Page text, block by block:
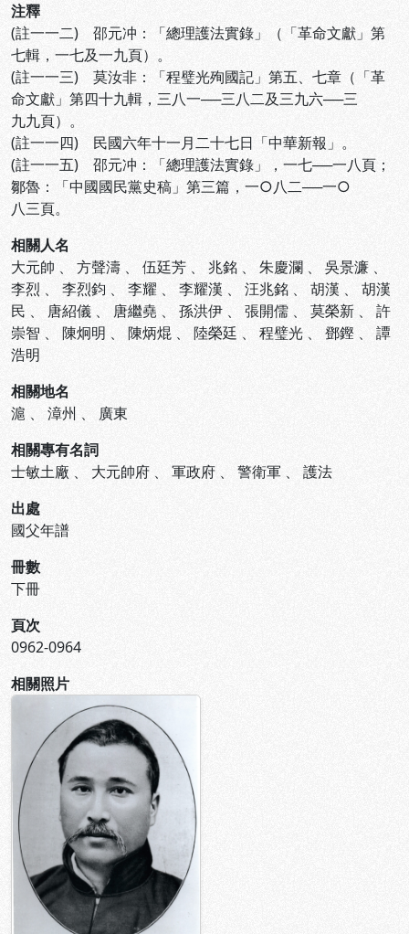
注釋
(註一一二) 邵元冲：「總理護法實錄」（「革命文獻」第
七輯，一七及一九頁）。
(註一一三) 莫汝非：「程璧光殉國記」第五、七章（「革
命文獻」第四十九輯，三八一──三八二及三九六──三
九九頁）。
(註一一四) 民國六年十一月二十七日「中華新報」。
(註一一五) 邵元冲：「總理護法實錄」，一七──一八頁；
鄒魯：「中國國民黨史稿」第三篇，一○八二──一○
八三頁。
相關人名
大元帥 、 方聲濤 、 伍廷芳 、 兆銘 、 朱慶瀾 、 吳景濂 、
李烈 、 李烈鈞 、 李耀 、 李耀漢 、 汪兆銘 、 胡漢 、 胡漢
民 、 唐紹儀 、 唐繼堯 、 孫洪伊 、 張開儒 、 莫榮新 、 許
崇智 、 陳炯明 、 陳炳焜 、 陸榮廷 、 程璧光 、 鄧鏗 、 譚
浩明
相關地名
滬 、 漳州 、 廣東
相關專有名詞
士敏土廠 、 大元帥府 、 軍政府 、 警衛軍 、 護法
出處
國父年譜
冊數
下冊
頁次
0962-0964
相關照片